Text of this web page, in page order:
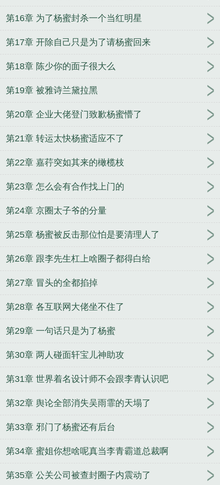
第16章 为了杨蜜封杀一个当红明星
第17章 开除自己只是为了请杨蜜回来
第18章 陈少你的面子很大么
第19章 被雅诗兰黛拉黑
第20章 企业大佬登门致歉杨蜜懵了
第21章 转运太快杨蜜适应不了
第22章 嘉荇突如其来的橄榄枝
第23章 怎么会有合作找上门的
第24章 京圈太子爷的分量
第25章 杨蜜被反击那位怕是要清理人了
第26章 跟李先生杠上啥圈子都得白给
第27章 冒头的全都掐掉
第28章 各互联网大佬坐不住了
第29章 一句话只是为了杨蜜
第30章 两人碰面轩宝儿神助攻
第31章 世界着名设计师不会跟李青认识吧
第32章 舆论全部消失吴雨霏的天塌了
第33章 邪门了杨蜜还有后台
第34章 蜜姐你想啥呢真当李青霸道总裁啊
第35章 公关公司被查封圈子内震动了